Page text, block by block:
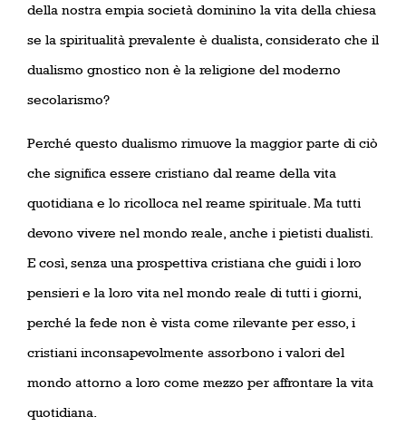
della nostra empia società dominino la vita della chiesa
se la spiritualità prevalente è dualista, considerato che il
dualismo gnostico non è la religione del moderno
secolarismo?
Perché questo dualismo rimuove la maggior parte di ciò
che significa essere cristiano dal reame della vita
quotidiana e lo ricolloca nel reame spirituale. Ma tutti
devono vivere nel mondo reale, anche i pietisti dualisti.
E così, senza una prospettiva cristiana che guidi i loro
pensieri e la loro vita nel mondo reale di tutti i giorni,
perché la fede non è vista come rilevante per esso, i
cristiani inconsapevolmente assorbono i valori del
mondo attorno a loro come mezzo per affrontare la vita
quotidiana.